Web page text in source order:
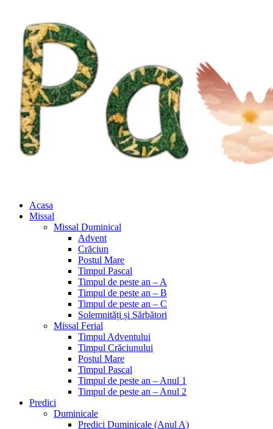
Acasa
Missal
Missal Duminical
Advent
Crăciun
Postul Mare
Timpul Pascal
Timpul de peste an – A
Timpul de peste an – B
Timpul de peste an – C
Solemnități și Sărbători
Missal Ferial
Timpul Adventului
Timpul Crăciunului
Postul Mare
Timpul Pascal
Timpul de peste an – Anul 1
Timpul de peste an – Anul 2
Predici
Duminicale
Predici Duminicale (Anul A)